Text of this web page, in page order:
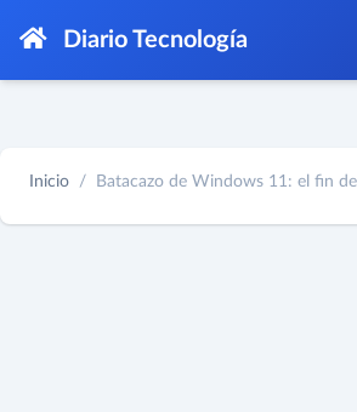
Diario Tecnología
Inicio Batacazo de Windows 11: el fin